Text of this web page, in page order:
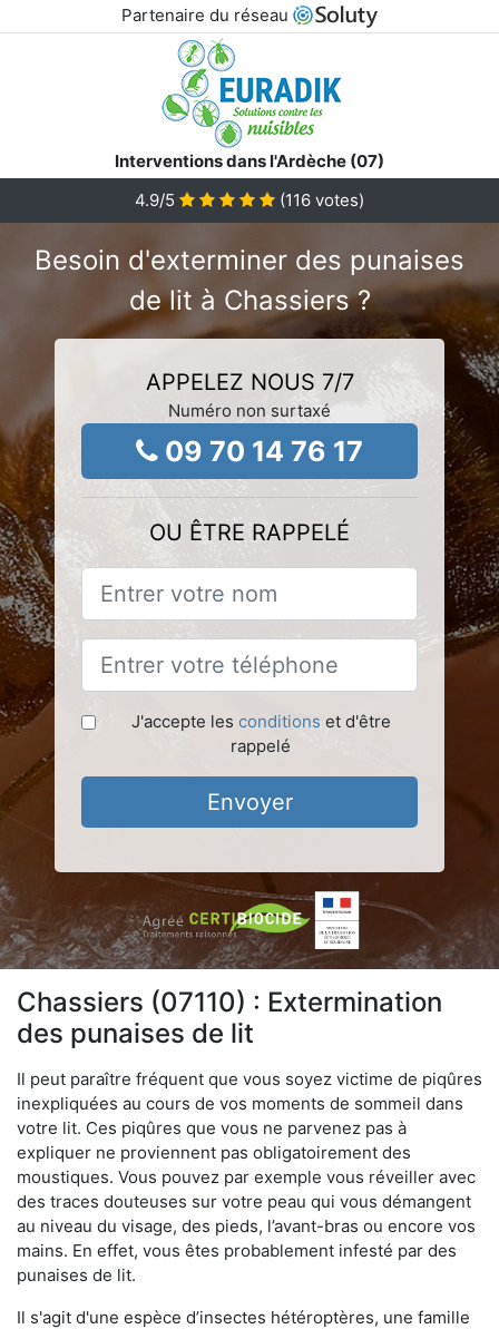
Partenaire du réseau
Interventions dans l'Ardèche (07)
4.9/5 (116 votes)
Besoin d'exterminer des punaises
de lit à Chassiers ?
APPELEZ NOUS 7/7
Numéro non surtaxé
09 70 14 76 17
OU ÊTRE RAPPELÉ
J'accepte les conditions et d'être
rappelé
Envoyer
Chassiers (07110) : Extermination
des punaises de lit
Il peut paraître fréquent que vous soyez victime de piqûres
inexpliquées au cours de vos moments de sommeil dans
votre lit. Ces piqûres que vous ne parvenez pas à
expliquer ne proviennent pas obligatoirement des
moustiques. Vous pouvez par exemple vous réveiller avec
des traces douteuses sur votre peau qui vous démangent
au niveau du visage, des pieds, l’avant-bras ou encore vos
mains. En effet, vous êtes probablement infesté par des
punaises de lit.
Il s'agit d'une espèce d’insectes hétéroptères, une famille